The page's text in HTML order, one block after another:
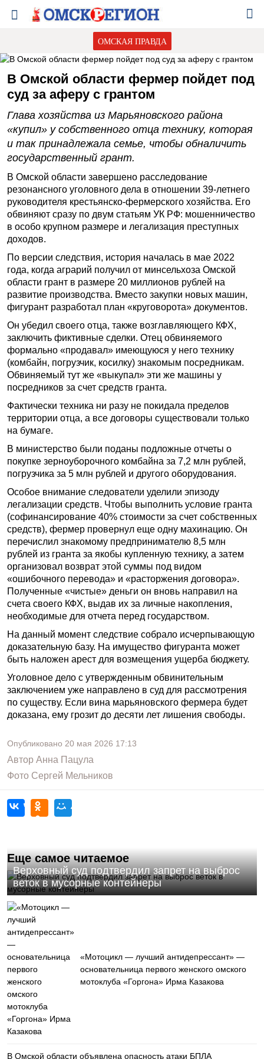
ОМСКАЯ ПРАВДА
В Омской области фермер пойдет под
суд за аферу с грантом
Глава хозяйства из Марьяновского района
«купил» у собственного отца технику, которая
и так принадлежала семье, чтобы обналичить
государственный грант.
В Омской области завершено расследование
резонансного уголовного дела в отношении 39-летнего
руководителя крестьянско-фермерского хозяйства. Его
обвиняют сразу по двум статьям УК РФ: мошенничество
в особо крупном размере и легализация преступных
доходов.
По версии следствия, история началась в мае 2022
года, когда аграрий получил от минсельхоза Омской
области грант в размере 20 миллионов рублей на
развитие производства. Вместо закупки новых машин,
фигурант разработал план «круговорота» документов.
Он убедил своего отца, также возглавляющего КФХ,
заключить фиктивные сделки. Отец обвиняемого
формально «продавал» имеющуюся у него технику
(комбайн, погрузчик, косилку) знакомым посредникам.
Обвиняемый тут же «выкупал» эти же машины у
посредников за счет средств гранта.
Фактически техника ни разу не покидала пределов
территории отца, а все договоры существовали только
на бумаге.
В министерство были поданы подложные отчеты о
покупке зерноуборочного комбайна за 7,2 млн рублей,
погрузчика за 5 млн рублей и другого оборудования.
Особое внимание следователи уделили эпизоду
легализации средств. Чтобы выполнить условие гранта
(софинансирование 40% стоимости за счет собственных
средств), фермер провернул еще одну махинацию. Он
перечислил знакомому предпринимателю 8,5 млн
рублей из гранта за якобы купленную технику, а затем
организовал возврат этой суммы под видом
«ошибочного перевода» и «расторжения договора».
Полученные «чистые» деньги он вновь направил на
счета своего КФХ, выдав их за личные накопления,
необходимые для отчета перед государством.
На данный момент следствие собрало исчерпывающую
доказательную базу. На имущество фигуранта может
быть наложен арест для возмещения ущерба бюджету.
Уголовное дело с утвержденным обвинительным
заключением уже направлено в суд для рассмотрения
по существу. Если вина марьяновского фермера будет
доказана, ему грозит до десяти лет лишения свободы.
Опубликовано 20 мая 2026 17:13
Автор Анна Пацула
Фото Сергей Мельников
Еще самое читаемое
Верховный суд подтвердил запрет на выброс
веток в мусорные контейнеры
«Мотоцикл — лучший антидепрессант» —
основательница первого женского омского
мотоклуба «Горгона» Ирма Казакова
В Омской области объявлена опасность атаки БПЛА